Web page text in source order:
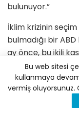
bulunuyor.”
İklim krizinin
bulmadığı bir
ay önce, bu ikili
gezegenin
hatırlatıyor.
İklim krizini
Bu web sitesi
kullanmaya
vermiş oluyorsunuz.